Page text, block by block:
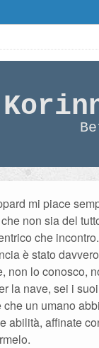
mi piace
non sia del
che
è stato
non lo conosco,
la nave, sei i
un umano
abilità, affinate